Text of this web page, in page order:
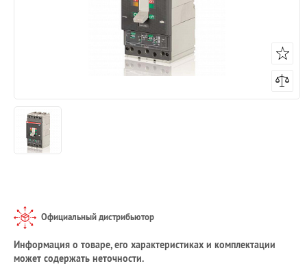
Официальный дистрибьютор
Информация о товаре, его характеристиках и комплектации
может содержать неточности.